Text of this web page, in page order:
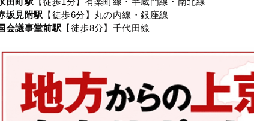
坂見附駅 【徒歩6分】丸の内線・銀座線
会議事堂前駅 【徒歩8分】千代田線